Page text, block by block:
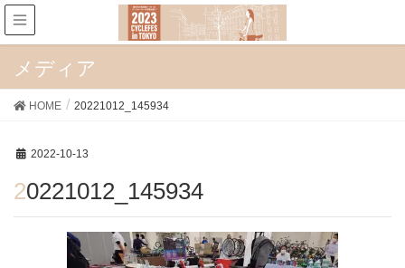
メディア
HOME 20221012_145934
2022-10-13
20221012_145934